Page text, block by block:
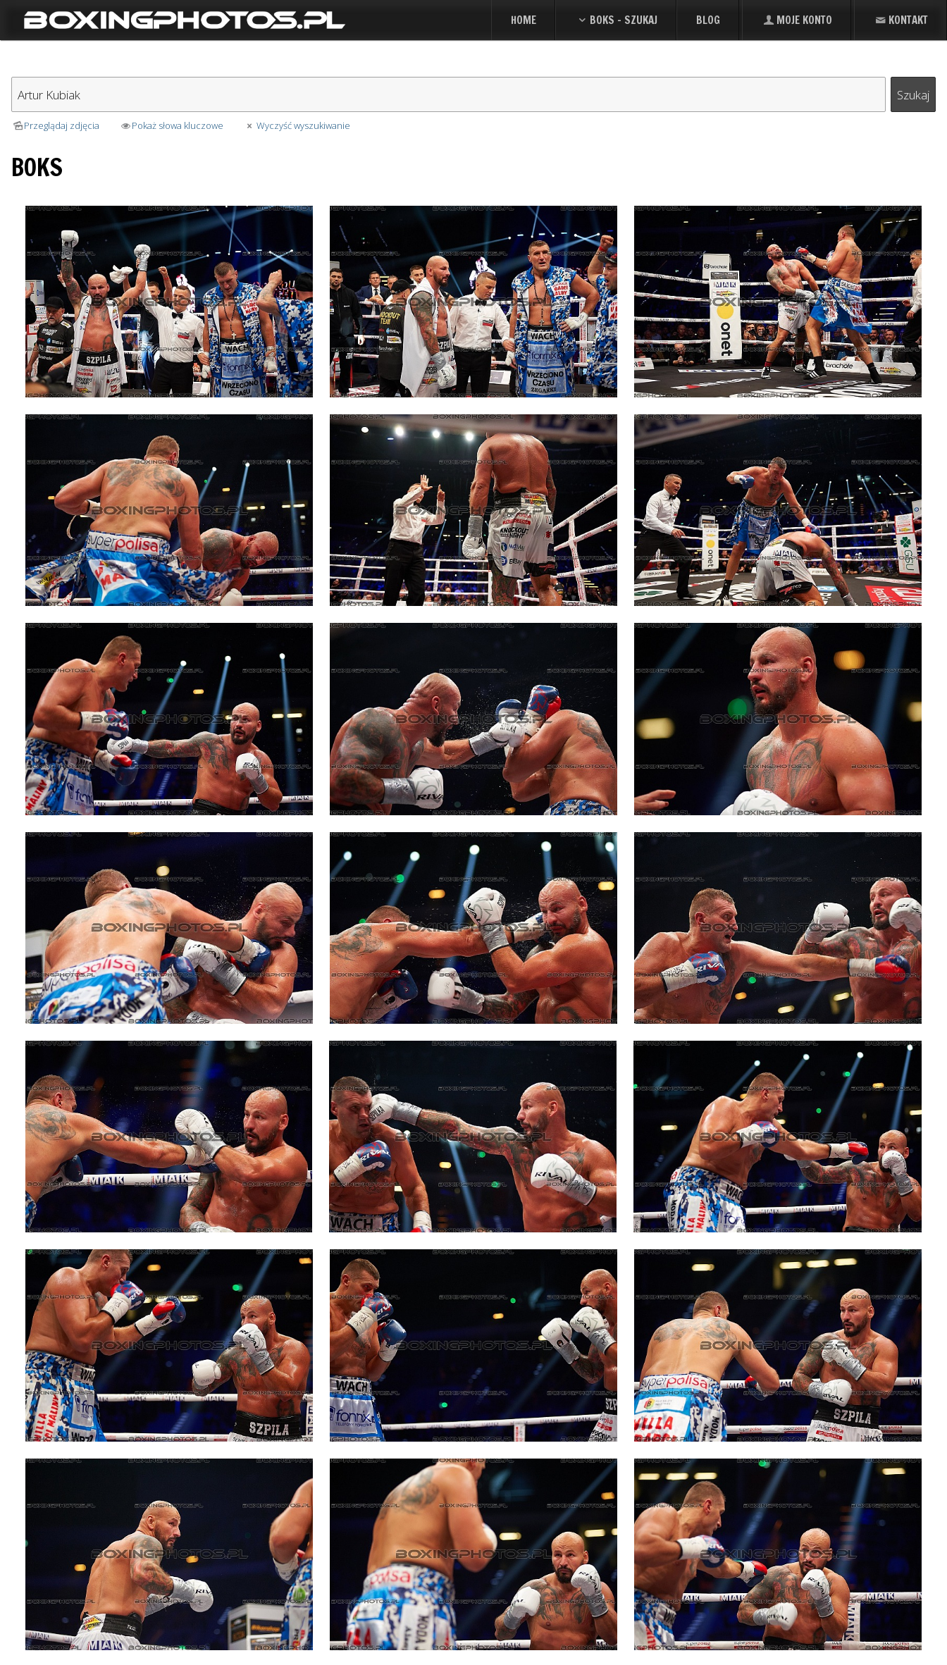
HOME BOKS - SZUKAJ BLOG MOJE KONTO KONTAKT
Przeglądaj zdjęcia Pokaż słowa kluczowe Wyczyść wyszukiwanie
BOKS